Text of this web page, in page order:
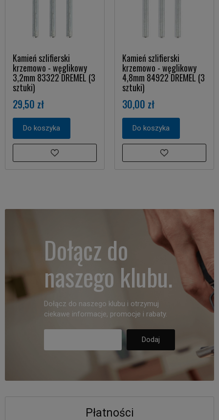
Kamień szlifierski
krzemowo - węglikowy
3,2mm 83322 DREMEL (3
sztuki)
29,50 zł
Do koszyka
Kamień szlifierski
krzemowo - węglikowy
4,8mm 84922 DREMEL (3
sztuki)
30,00 zł
Do koszyka
Dołącz do
naszego klubu.
Dołącz do naszego klubu i otrzymuj
ciekawe informacje, promocje i rabaty.
Płatności